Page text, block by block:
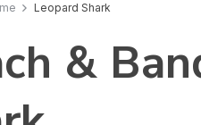
Leopard Shark
&